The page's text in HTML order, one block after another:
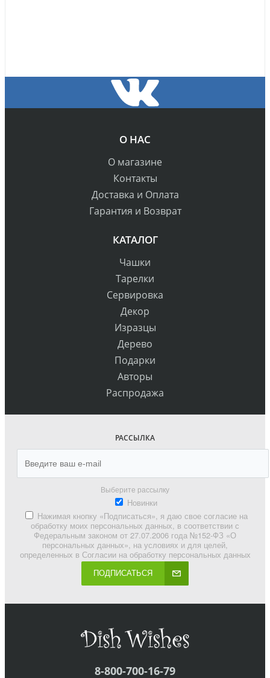
О НАС
О магазине
Контакты
Доставка и Оплата
Гарантия и Возврат
КАТАЛОГ
Чашки
Тарелки
Сервировка
Декор
Изразцы
Дерево
Подарки
Авторы
Распродажа
РАССЫЛКА
Выберите рассылку
Новинки
Нажимая кнопку «Подписаться», я даю свое согласие на
обработку моих персональных данных, в соответствии с
Федеральным законом от 27.07.2006 года №152-ФЗ «О
персональных данных», на условиях и для целей,
определенных в Согласии на обработку персональных данных
ПОДПИСАТЬСЯ
8-800-700-16-79